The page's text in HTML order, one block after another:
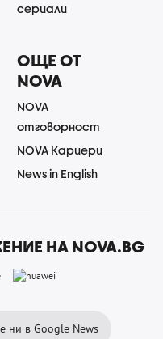
сериали
ОЩЕ ОТ
NOVA
NOVA
отговорност
NOVA Кариери
News in English
НА NOVA.BG
ни в Google News